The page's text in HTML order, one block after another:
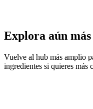
Explora aún
Vuelve al hub más amplio
ingredientes si quieres más